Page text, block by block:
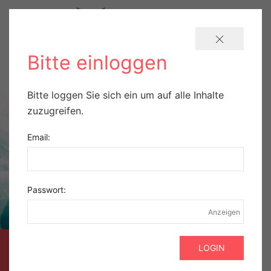
AUSZUG AUS DER
Bitte einloggen
Bitte loggen Sie sich ein um auf alle Inhalte
zuzugreifen.
Email:
Passwort:
Anzeigen